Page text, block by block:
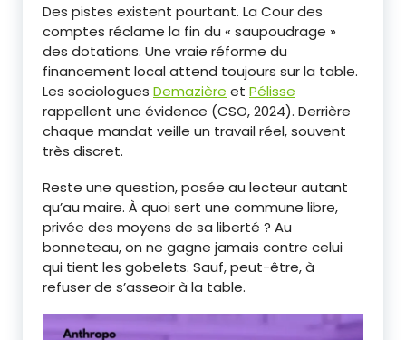
Des pistes existent pourtant. La Cour des
comptes réclame la fin du « saupoudrage »
des dotations. Une vraie réforme du
financement local attend toujours sur la table.
Les sociologues Demazière et Pélisse
rappellent une évidence (CSO, 2024). Derrière
chaque mandat veille un travail réel, souvent
très discret.
Reste une question, posée au lecteur autant
qu’au maire. À quoi sert une commune libre,
privée des moyens de sa liberté ? Au
bonneteau, on ne gagne jamais contre celui
qui tient les gobelets. Sauf, peut-être, à
refuser de s’asseoir à la table.